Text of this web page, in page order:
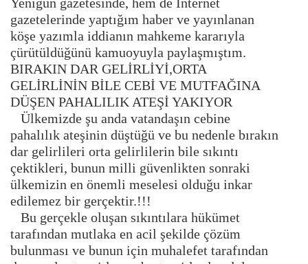
gazetelerinde yaptığım haber ve yayınlanan
köşe yazımla iddianın mahkeme kararıyla
çürütüldüğünü kamuoyuyla paylaşmıştım.
BIRAKIN DAR GELİRLİYİ,ORTA
GELİRLİNİN BİLE CEBİ VE MUTFAĞINA
DÜŞEN PAHALILIK ATEŞİ YAKIYOR
Ülkemizde şu anda vatandaşın cebine
pahalılık ateşinin düştüğü ve bu nedenle bırakın
dar gelirlileri orta gelirlilerin bile sıkıntı
çektikleri, bunun milli güvenlikten sonraki
ülkemizin en önemli meselesi olduğu inkar
edilemez bir gerçektir.!!!
Bu gerçekle oluşan sıkıntılara hükümet
tarafından mutlaka en acil şekilde çözüm
bulunması ve bunun için muhalefet tarafından